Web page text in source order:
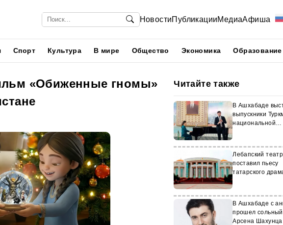
НовостиПубликацииМедиаАфиша
Спорт Культура В мире Общество Экономика Образование
«Обиженные гномы»
Читайте также
В Ашхабаде
выпускники
национальной
Лебапский театр
поставил пьесу
татарского
В Ашхабаде с
прошел сольный
Арсена Шахунца